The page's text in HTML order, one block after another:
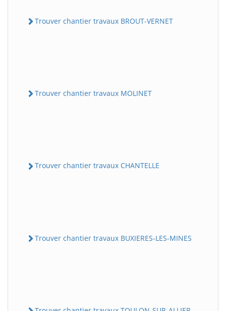
Trouver chantier travaux BROUT-VERNET
Trouver chantier travaux MOLINET
Trouver chantier travaux CHANTELLE
Trouver chantier travaux BUXIERES-LES-MINES